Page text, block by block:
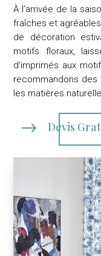
À l’arrivée de la
fraîches et
de décoration
motifs floraux,
d’imprimés aux
recommandons
les matières
$ Devis